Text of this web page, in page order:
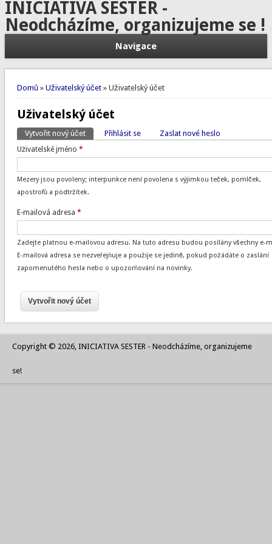
INICIATIVA SESTER -
Neodcházíme, organizujeme se !
Navigace
Jste zde
Domů» Uživatelský účet» Uživatelský účet
Uživatelský účet
Hlavní záložky
Vytvořit nový účet(aktivní záložka)
Přihlásit se Zaslat nové heslo
Uživatelské jméno *
Mezery jsou povoleny; interpunkce není povolena s výjimkou teček, pomlček,
apostrofů a podtržítek.
E-mailová adresa *
Zadejte platnou e-mailovou adresu. Na tuto adresu budou posílány všechny e-
E-mailová adresa se nezveřejňuje a použije se jedině, pokud požádáte o zaslání
zapomenutého hesla nebo o upozorňování na novinky.
Copyright © 2026, INICIATIVA SESTER - Neodcházíme, organizujeme
se!